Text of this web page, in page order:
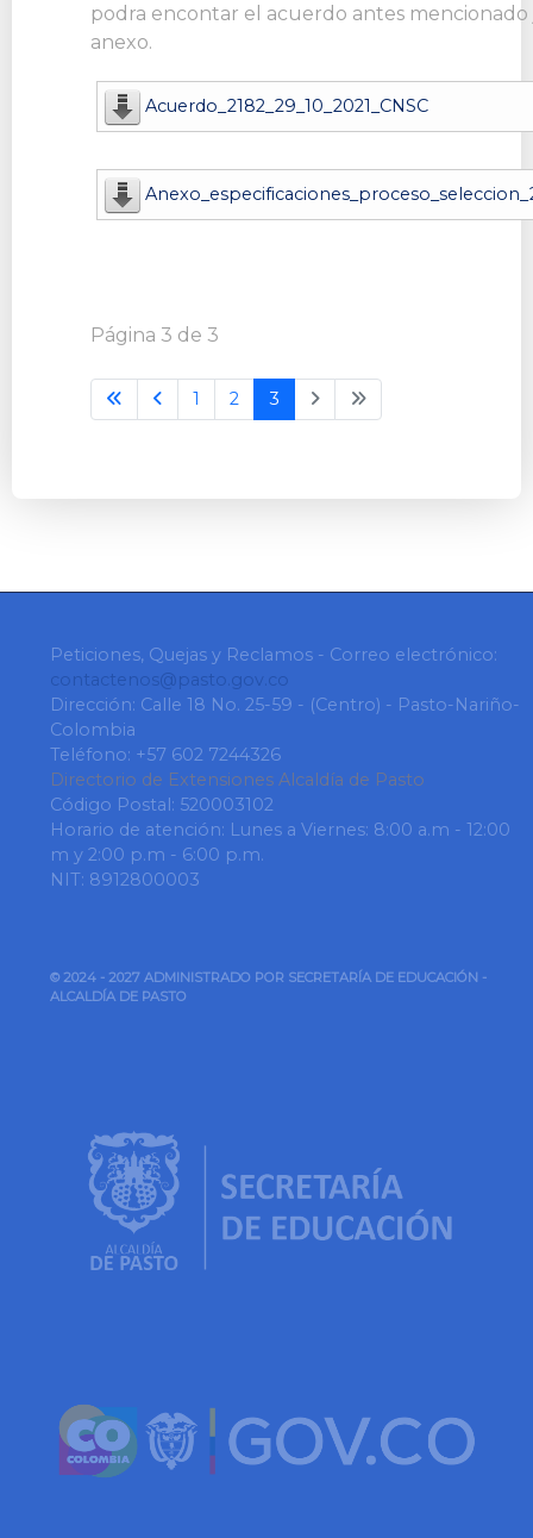
podra encontar el acuerdo antes
anexo.
Acuerdo_2182_29_10_2021_CNSC
Página 3 de 3
1 2 3
Peticiones, Quejas y Reclamos - Correo electrónico:
contactenos@pasto.gov.co
Dirección: Calle 18 No. 25-59 - (Centro) - Pasto-Nariño-
Colombia
Teléfono: +57 602 7244326
Directorio de Extensiones Alcaldía de Pasto
Código Postal: 520003102
Horario de atención: Lunes a Viernes: 8:00 a.m - 12:00
m y 2:00 p.m - 6:00 p.m.
NIT: 8912800003
© 2024 - 2027 ADMINISTRADO POR SECRETARÍA DE EDUCACIÓN -
ALCALDÍA DE PASTO